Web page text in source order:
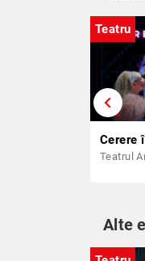
chevron_left
Teatru
Cerere
Teatrul
Alte